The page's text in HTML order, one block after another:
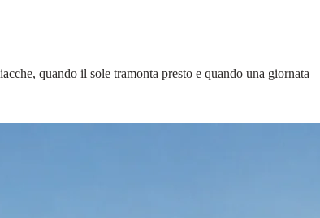
quando il sole tramonta presto e quando una giornata